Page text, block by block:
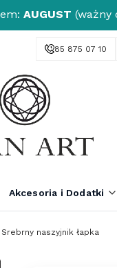
AUGUST (ważny
85 875 07 10
Akcesoria i Dodatki
Srebrny naszyjnik łapka